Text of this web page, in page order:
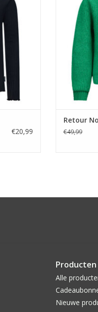
€20,99
Retour
€49,99
Producten
Alle
Nieuwe